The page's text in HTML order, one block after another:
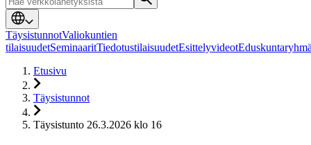
TäysistunnotValiokuntien
tilaisuudetSeminaaritTiedotustilaisuudetEsittelyvideot
Etusivu
Täysistunnot
Täysistunto 26.3.2026 klo 16